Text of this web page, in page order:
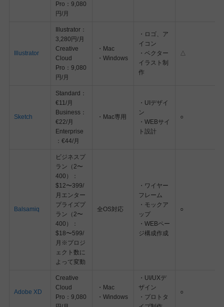
Pro：9,080
円/月
Illustrator
Illustrator：
3,280円/月
Creative
Cloud
Pro：9,080
円/月
・Mac
・Windows
・ロゴ、ア
イコン
・ベクター
イラスト制
作
△
Sketch
Standard：
€11/月
Business：
€22/月
Enterprise
：€44/月
・Mac専用
・UIデザイ
ン
・WEBサイ
ト設計
○
Balsamiq
ビジネスプ
ラン（2〜
400）：
$12〜399/
月エンター
プライズプ
ラン（2〜
400）：
$18〜599/
月※プロジ
ェクト数に
よって変動
全OS対応
・ワイヤー
フレーム
・モックア
ップ
・WEBペー
ジ構成作成
○
Adobe XD
Creative
Cloud
Pro：9,080
・Mac
・Windows
・UI/UXデ
ザイン
・プロトタ
○